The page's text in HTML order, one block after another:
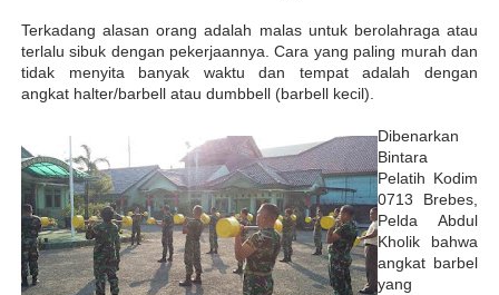
Terkadang alasan orang adalah malas untuk berolahraga atau
terlalu sibuk dengan pekerjaannya. Cara yang paling murah dan
tidak menyita banyak waktu dan tempat adalah dengan
angkat halter/barbell atau dumbbell (barbell kecil).
Dibenarkan
Bintara
Pelatih Kodim
0713 Brebes,
Pelda Abdul
Kholik bahwa
angkat barbel
yang